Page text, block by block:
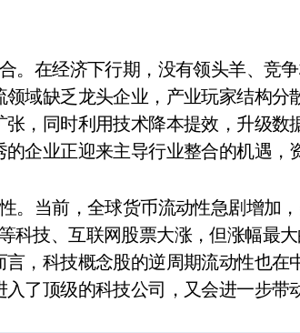
。在经济下行期，没有领头羊、竞
域缺乏龙头企业，产业玩家结构分
，同时利用技术降本提效，升级
企业正迎来主导行业整合的机遇，
。当前，全球货币流动性急剧增加
科技、互联网股票大涨，但涨幅最
言，科技概念股的逆周期流动性也
了顶级的科技公司，又会进一步带